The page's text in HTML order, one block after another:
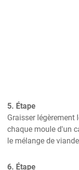
5. Étape
Graisser
chaque moule d'un
le mélange de
6. Étape